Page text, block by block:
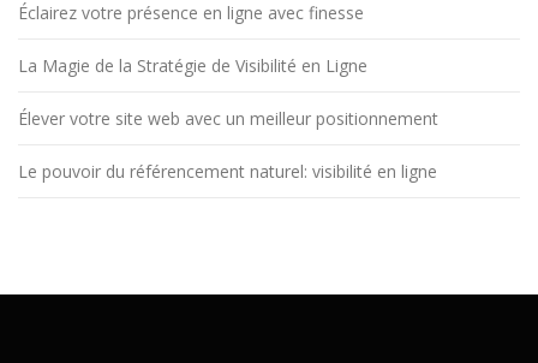
Éclairez votre présence en ligne avec finesse
La Magie de la Stratégie de Visibilité en Ligne
Élever votre site web avec un meilleur positionnement
Le pouvoir du référencement naturel: visibilité en ligne